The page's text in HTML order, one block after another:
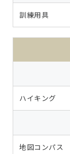
訓練用具
ハイキング
地図コンパス